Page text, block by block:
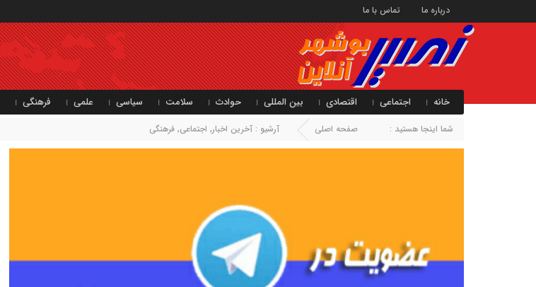
درباره ما تماس با ما
خانه اجتماعی اقتصادی بین المللی حوادث سلامت سیاسی علمی فرهنگی
شما اینجا هستید : صفحه اصلی آرشیو : آخرین اخبار, اجتماعی, فرهنگی